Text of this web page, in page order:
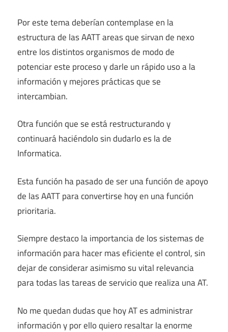
Por este tema deberían contemplase en la
estructura de las AATT areas que sirvan de nexo
entre los distintos organismos de modo de
potenciar este proceso y darle un rápido uso a la
información y mejores prácticas que se
intercambian.
Otra función que se está restructurando y
continuará haciéndolo sin dudarlo es la de
Informatica.
Esta función ha pasado de ser una función de apoyo
de las AATT para convertirse hoy en una función
prioritaria.
Siempre destaco la importancia de los sistemas de
información para hacer mas eficiente el control, sin
dejar de considerar asimismo su vital relevancia
para todas las tareas de servicio que realiza una AT.
No me quedan dudas que hoy AT es administrar
información y por ello quiero resaltar la enorme